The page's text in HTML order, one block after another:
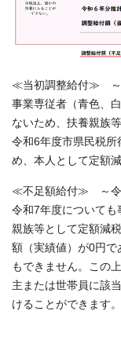
≪当初調整給付≫ ～
事業専従者（青色、
ないため、扶養親族
令和6年度市県民税
め、本人として定額
≪不足額給付≫ ～令
令和7年度についても
親族等として定額減
額（実績値）が0円で
もできません。この
主または世帯員に該
けることができます。